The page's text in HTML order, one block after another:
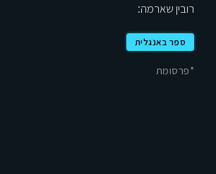
רובין שארמה:
ספר באנגלית
*פרסומת